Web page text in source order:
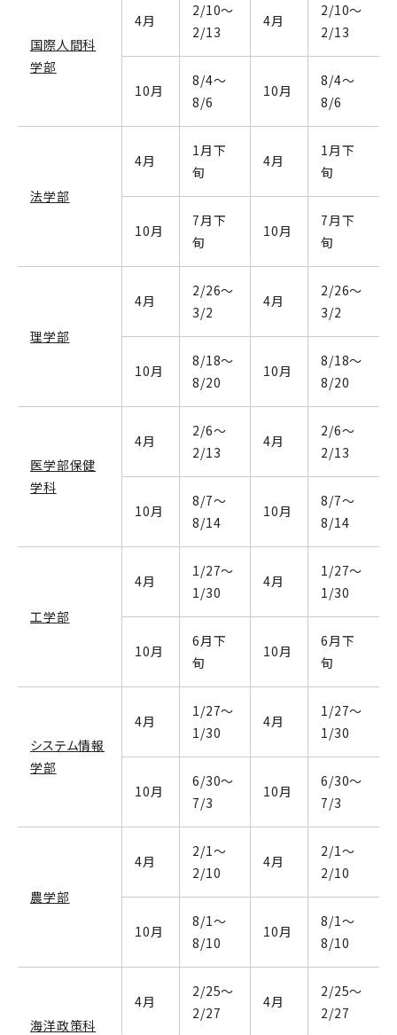
国際人間科
学部
4月
2/10～
2/13
4月
2/10～
2/13
10月
8/4～
8/6
10月
8/4～
8/6
法学部
4月
1月下
旬
4月
1月下
旬
10月
7月下
旬
10月
7月下
旬
理学部
4月
2/26～
3/2
4月
2/26～
3/2
10月
8/18～
8/20
10月
8/18～
8/20
医学部保健
学科
4月
2/6～
2/13
4月
2/6～
2/13
10月
8/7～
8/14
10月
8/7～
8/14
工学部
4月
1/27～
1/30
4月
1/27～
1/30
10月
6月下
旬
10月
6月下
旬
システム情報
学部
4月
1/27～
1/30
4月
1/27～
1/30
10月
6/30～
7/3
10月
6/30～
7/3
農学部
4月
2/1～
2/10
4月
2/1～
2/10
10月
8/1～
8/10
10月
8/1～
8/10
海洋政策科
4月
2/25～
2/27
4月
2/25～
2/27